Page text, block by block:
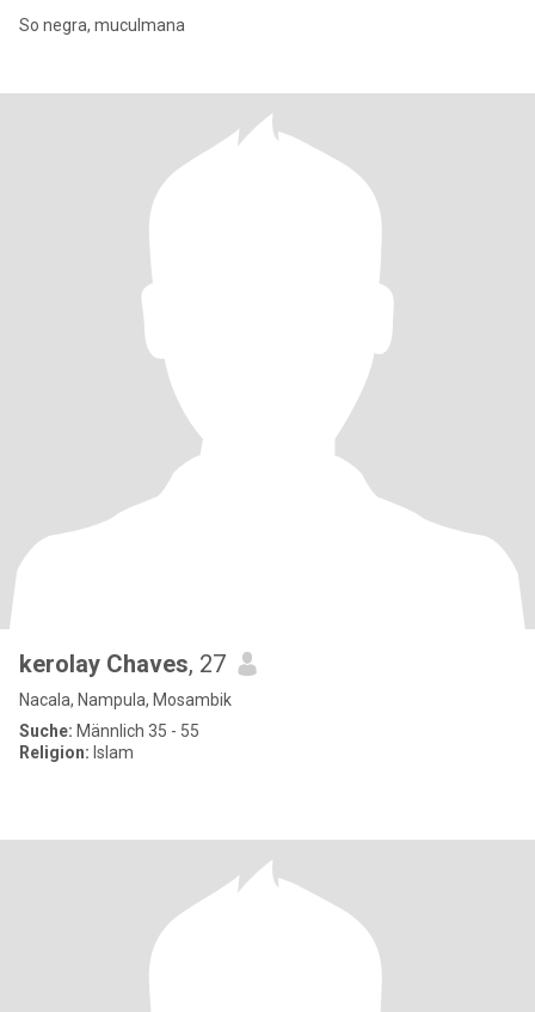
So negra, muculmana
kerolay Chaves, 27
Nacala, Nampula, Mosambik
Suche: Männlich 35 - 55
Religion: Islam